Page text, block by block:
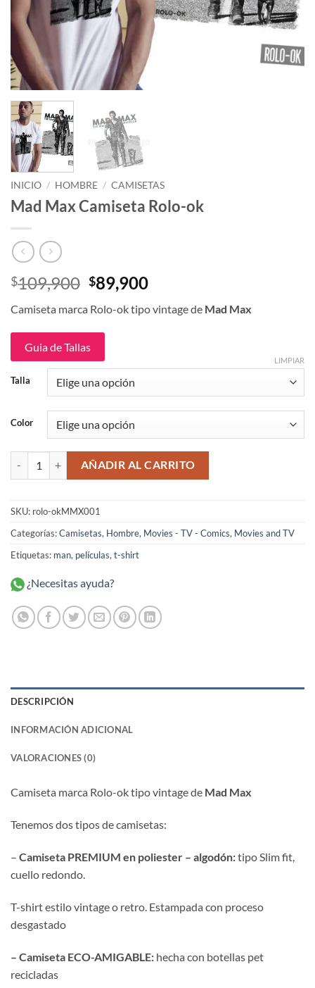
INICIO / HOMBRE / CAMISETAS
Mad Max Camiseta Rolo-ok
$109,900 El
precio
original
era:
$109,900.
$89,900El
actual
Camiseta marca Rolo-ok tipo vintage de Mad Max
Guia de Tallas
Talla
Color
LIMPIAR
Mad Max Camiseta Rolo-ok cantidad
AÑADIR AL CARRITO
SKU: rolo-okMMX001
Categorías:Camisetas, Hombre, Movies - TV - Comics, Movies and TV
Etiquetas: man, películas, t-shirt
¿Necesitas ayuda?
DESCRIPCIÓN
INFORMACIÓN ADICIONAL
VALORACIONES (0)
Camiseta marca Rolo-ok tipo vintage de Mad Max
Tenemos dos tipos de camisetas:
– Camiseta PREMIUM en poliester – algodón:tipo Slim fit,
cuello redondo.
T-shirt estilo vintage o retro. Estampada con proceso
desgastado
– Camiseta ECO-AMIGABLE: hecha con botellas pet
recicladas